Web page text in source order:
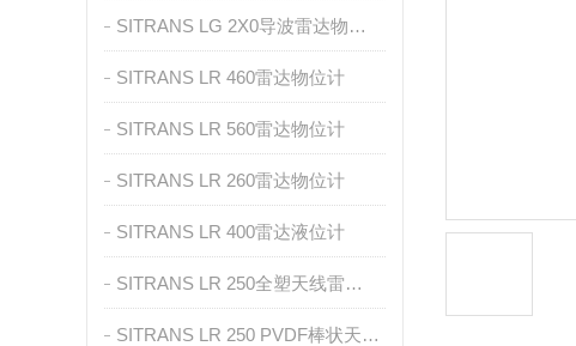
SITRANS LG 2X0导波雷达物位计
SITRANS LR 460雷达物位计
SITRANS LR 560雷达物位计
SITRANS LR 260雷达物位计
SITRANS LR 400雷达液位计
SITRANS LR 250全塑天线雷达物位计
SITRANS LR 250 PVDF棒状天线雷达物位计